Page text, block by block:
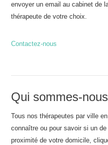
envoyer un email au cabinet de
thérapeute de votre choix.
Contactez-nous
Qui sommes-
Tous nos thérapeutes par ville
connaître ou pour savoir si un
proximité de votre domicile,